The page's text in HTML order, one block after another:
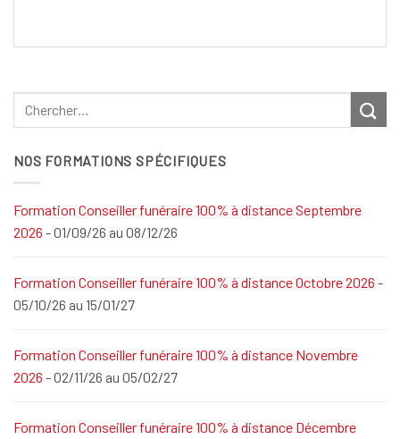
NOS FORMATIONS SPÉCIFIQUES
Formation Conseiller funéraire 100% à distance Septembre
2026 - 01/09/26 au 08/12/26
Formation Conseiller funéraire 100% à distance Octobre 2026 -
05/10/26 au 15/01/27
Formation Conseiller funéraire 100% à distance Novembre
2026 - 02/11/26 au 05/02/27
Formation Conseiller funéraire 100% à distance Décembre